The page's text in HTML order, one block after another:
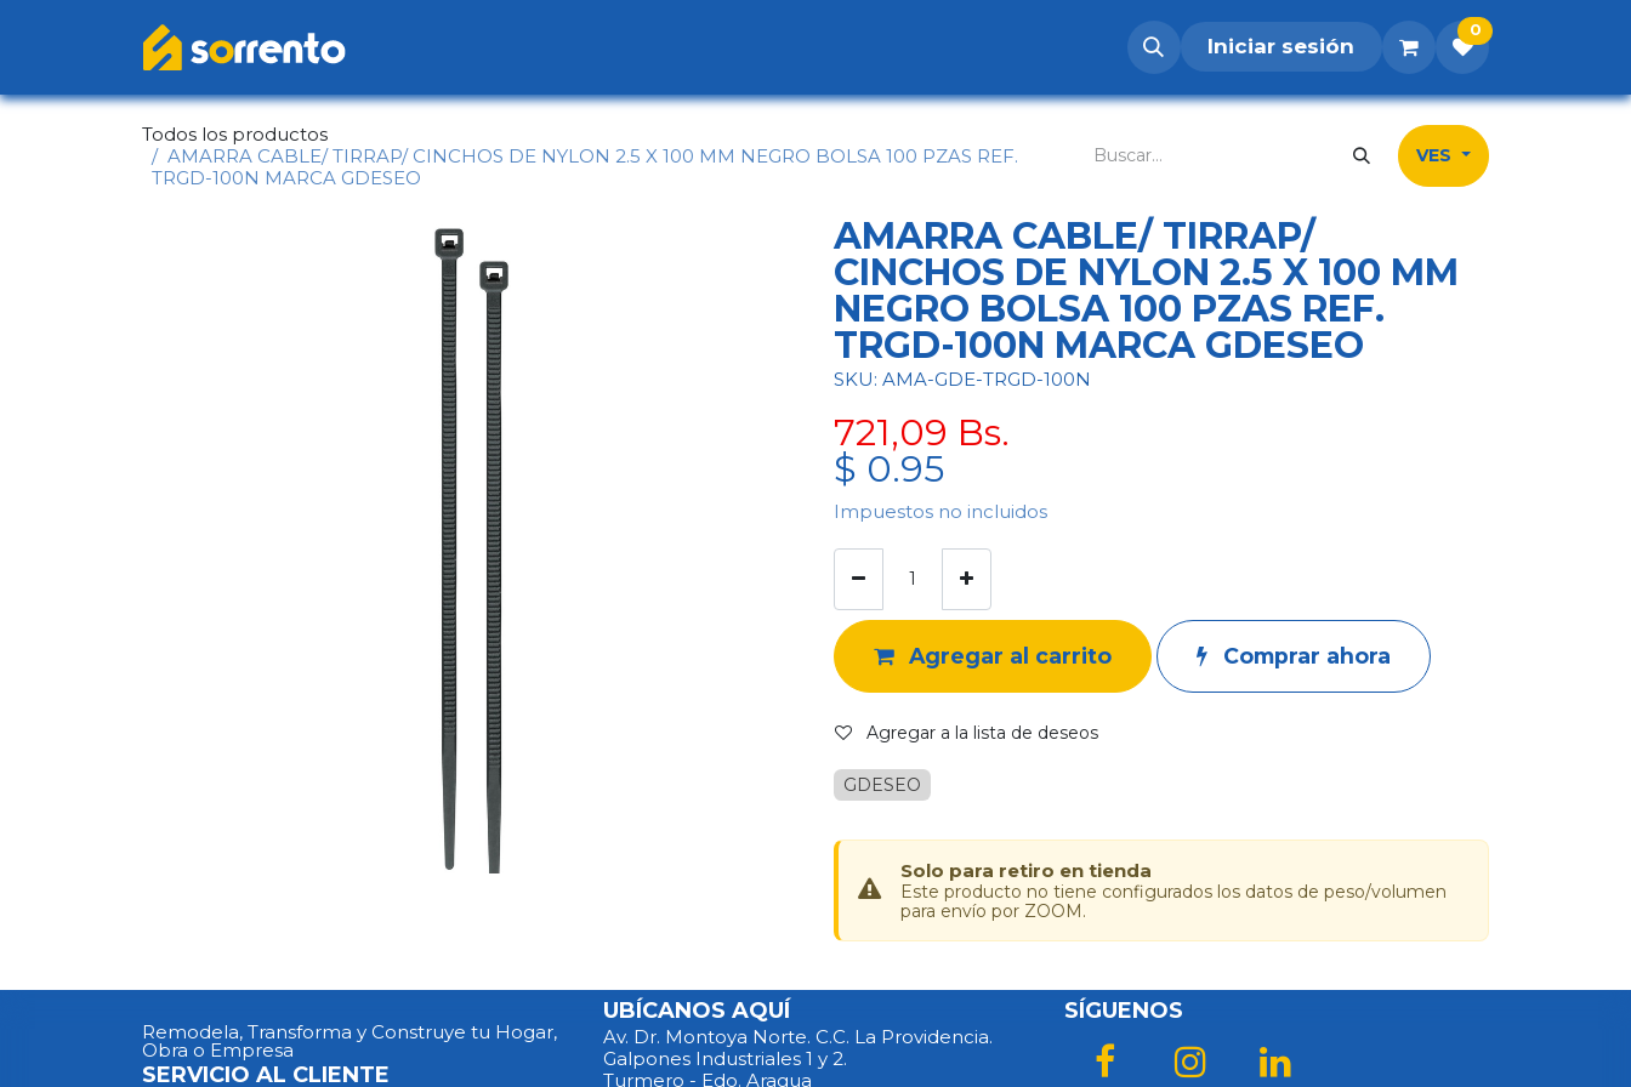
Postúlate Inicio Tienda
Iniciar sesión
0
Todos los productos
AMARRA CABLE/ TIRRAP/ CINCHOS DE NYLON 2.5 X 100 MM NEGRO BOLSA 100 PZAS REF.
TRGD-100N MARCA GDESEO
VES
AMARRA CABLE/ TIRRAP/
CINCHOS DE NYLON 2.5 X 100 MM
NEGRO BOLSA 100 PZAS REF.
TRGD-100N MARCA GDESEO
SKU: AMA-GDE-TRGD-100N
721,09 Bs.
$ 0.95
Impuestos no incluidos
Agregar al carrito Comprar ahora
Agregar a la lista de deseos
GDESEO
Solo para retiro en tienda
Este producto no tiene configurados los datos de peso/volumen
para envío por ZOOM.
Remodela, Transforma y Construye tu Hogar,
Obra o Empresa
SERVICIO AL CLIENTE
UBÍCANOS AQUÍ
Av. Dr. Montoya Norte. C.C. La Providencia.
Galpones Industriales 1 y 2.
Turmero - Edo. Aragua
SÍGUENOS